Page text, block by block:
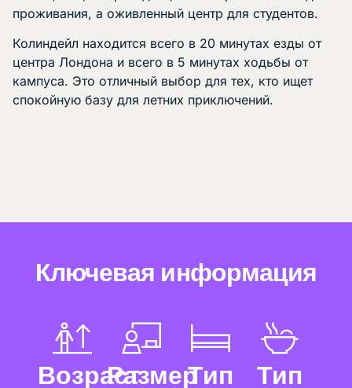
проживания, а оживленный центр для студентов.
Колиндейл находится всего в 20 минутах езды от
центра Лондона и всего в 5 минутах ходьбы от
кампуса. Это отличный выбор для тех, кто ищет
спокойную базу для летних приключений.
Ключевая информация
ВозрастРазмерТип
Тип